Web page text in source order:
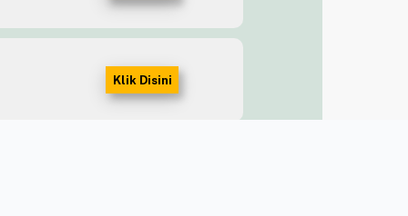
Klik Disini